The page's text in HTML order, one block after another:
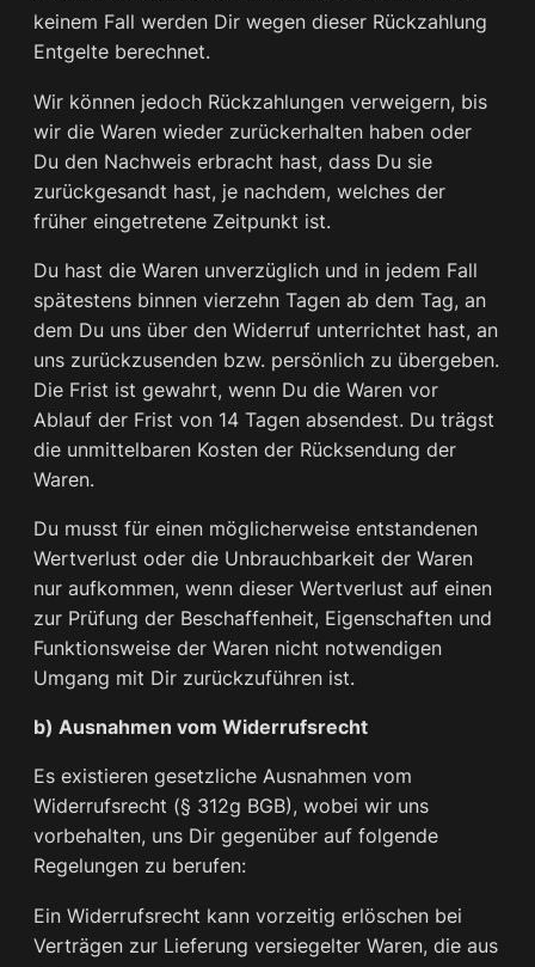
keinem Fall werden Dir wegen dieser Rückzahlung
Entgelte berechnet.
Wir können jedoch Rückzahlungen verweigern, bis
wir die Waren wieder zurückerhalten haben oder
Du den Nachweis erbracht hast, dass Du sie
zurückgesandt hast, je nachdem, welches der
früher eingetretene Zeitpunkt ist.
Du hast die Waren unverzüglich und in jedem Fall
spätestens binnen vierzehn Tagen ab dem Tag, an
dem Du uns über den Widerruf unterrichtet hast, an
uns zurückzusenden bzw. persönlich zu übergeben.
Die Frist ist gewahrt, wenn Du die Waren vor
Ablauf der Frist von 14 Tagen absendest. Du trägst
die unmittelbaren Kosten der Rücksendung der
Waren.
Du musst für einen möglicherweise entstandenen
Wertverlust oder die Unbrauchbarkeit der Waren
nur aufkommen, wenn dieser Wertverlust auf einen
zur Prüfung der Beschaffenheit, Eigenschaften und
Funktionsweise der Waren nicht notwendigen
Umgang mit Dir zurückzuführen ist.
b) Ausnahmen vom Widerrufsrecht
Es existieren gesetzliche Ausnahmen vom
Widerrufsrecht (§ 312g BGB), wobei wir uns
vorbehalten, uns Dir gegenüber auf folgende
Regelungen zu berufen:
Ein Widerrufsrecht kann vorzeitig erlöschen bei
Verträgen zur Lieferung versiegelter Waren, die aus